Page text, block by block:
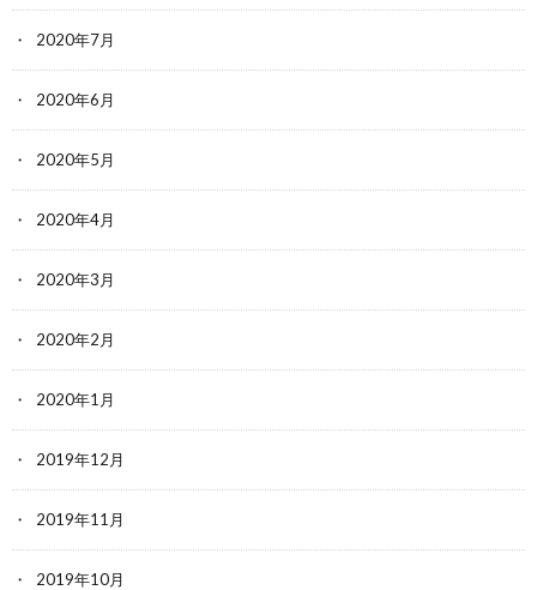
2020年7月
2020年6月
2020年5月
2020年4月
2020年3月
2020年2月
2020年1月
2019年12月
2019年11月
2019年10月